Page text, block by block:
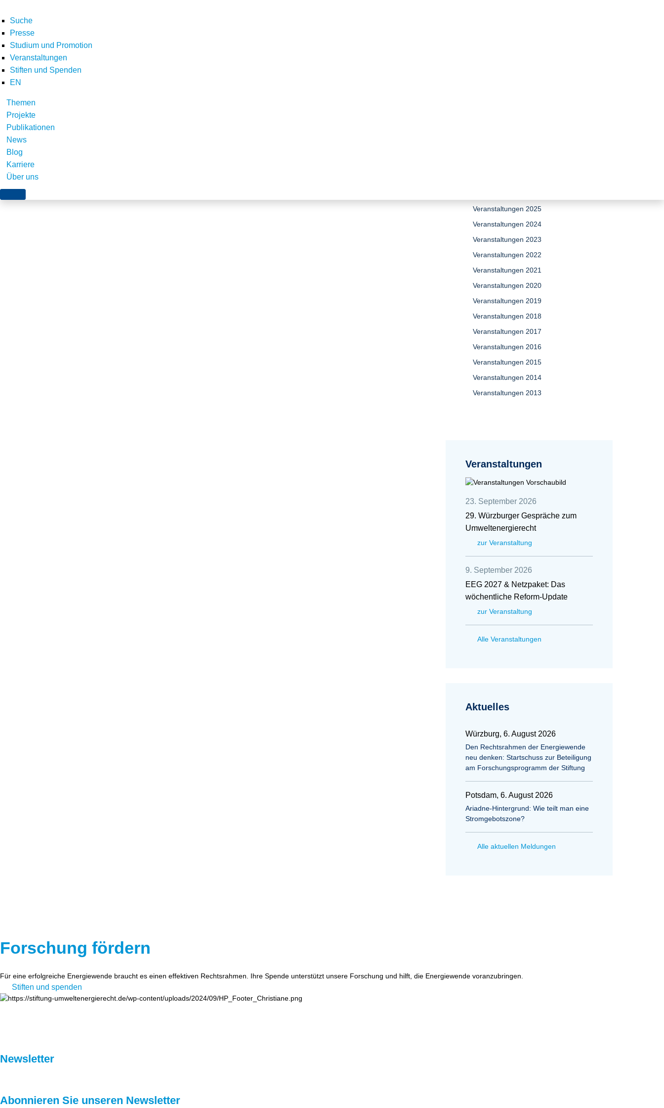
Suche
Presse
Studium und Promotion
Veranstaltungen
Stiften und Spenden
EN
Themen
Projekte
Publikationen
News
Blog
Karriere
Über uns
Home Veranstaltungen solar-park-1288842_1920©pixabay_160px
Teilen
Veranstaltungen 2025
Veranstaltungen 2024
Veranstaltungen 2023
Veranstaltungen 2022
Veranstaltungen 2021
Veranstaltungen 2020
Veranstaltungen 2019
Veranstaltungen 2018
Veranstaltungen 2017
Veranstaltungen 2016
Veranstaltungen 2015
Veranstaltungen 2014
Veranstaltungen 2013
Veranstaltungen
23. September 2026
29. Würzburger Gespräche zum
Umweltenergierecht
zur Veranstaltung
9. September 2026
EEG 2027 & Netzpaket: Das
wöchentliche Reform-Update
zur Veranstaltung
Alle Veranstaltungen
Aktuelles
Würzburg, 6. August 2026
Den Rechtsrahmen der Energiewende
neu denken: Startschuss zur Beteiligung
am Forschungsprogramm der Stiftung
Potsdam, 6. August 2026
Ariadne-Hintergrund: Wie teilt man eine
Stromgebotszone?
Alle aktuellen Meldungen
Forschung fördern
Für eine erfolgreiche Energiewende braucht es einen effektiven Rechtsrahmen. Ihre Spende unterstützt unsere Forschung und hilft, die Energiewende voranzubringen.
Stiften und spenden
Newsletter
Abonnieren Sie unseren Newsletter